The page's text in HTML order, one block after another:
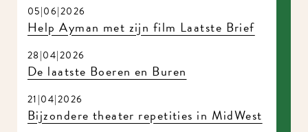
05|06|2026
Help Ayman met zijn film Laatste Brief
28|04|2026
De laatste Boeren en Buren
21|04|2026
Bijzondere theater repetities in MidWest